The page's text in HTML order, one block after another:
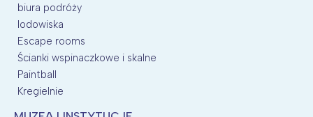
biura podróży
lodowiska
Escape rooms
Ścianki wspinaczkowe i skalne
Paintball
Kregielnie